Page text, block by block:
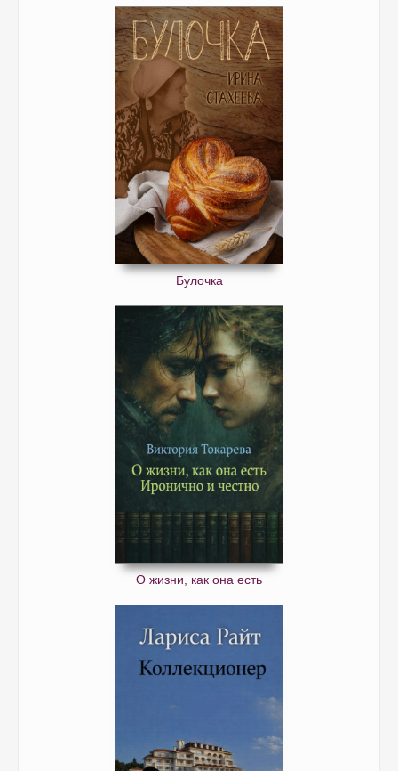
Булочка
О жизни, как она есть